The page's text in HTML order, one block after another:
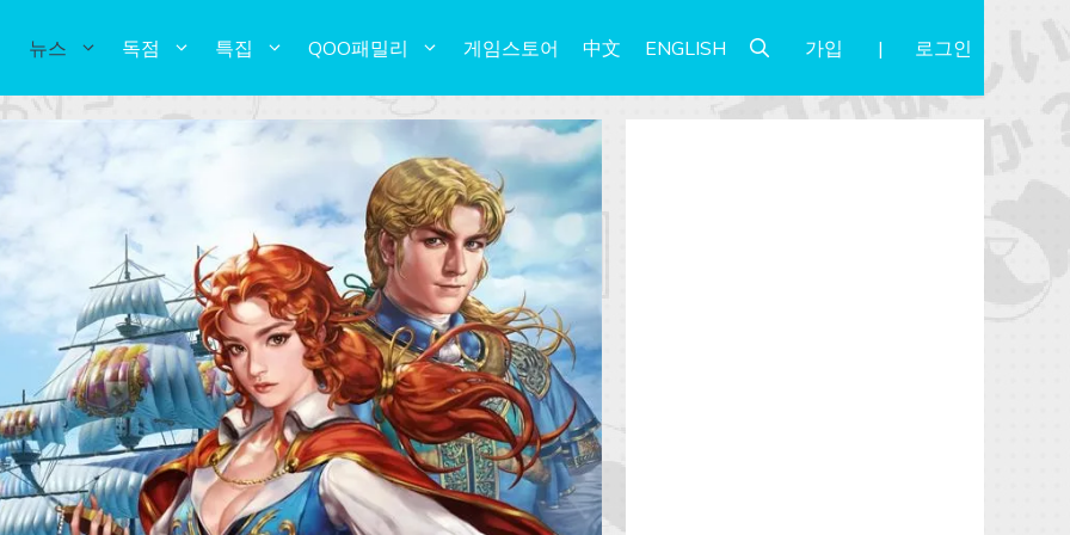
뉴스 독점 특집 QOO패밀리 게임스토어 中文 ENGLISH 가입 로그인